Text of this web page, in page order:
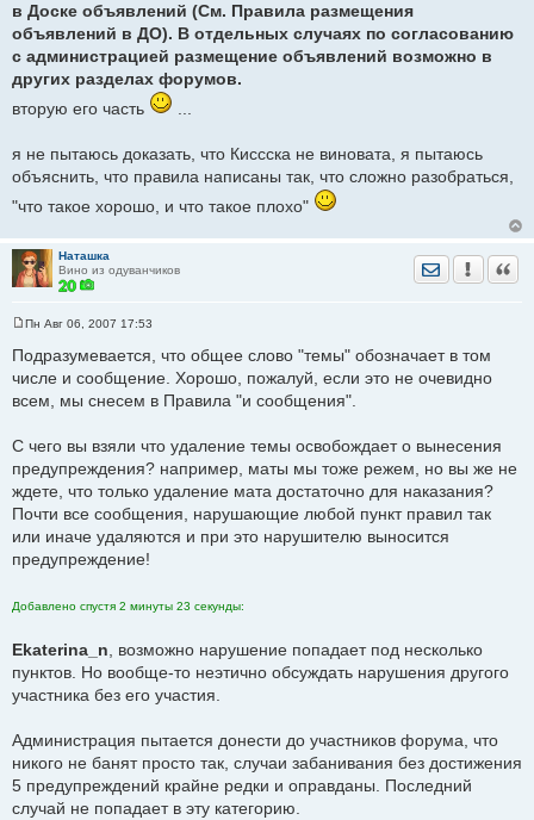
в Доске объявлений (См. Правила размещения
объявлений в ДО). В отдельных случаях по согласованию
с администрацией размещение объявлений возможно в
других разделах форумов.
вторую его часть
...
я не пытаюсь доказать, что Киссска не виновата, я пытаюсь
объяснить, что правила написаны так, что сложно разобраться,
"что такое хорошо, и что такое плохо"
Наташка
Вино из одуванчиков
Отправить
о
б
е
е
Пн Авг 06, 2007 17:53
Подразумевается, что общее слово "темы" обозначает в том
числе и сообщение. Хорошо, пожалуй, если это не очевидно
всем, мы снесем в Правила "и сообщения".
С чего вы взяли что удаление темы освобождает о вынесения
предупреждения? например, маты мы тоже режем, но вы же не
ждете, что только удаление мата достаточно для наказания?
Почти все сообщения, нарушающие любой пункт правил так
или иначе удаляются и при это нарушителю выносится
предупреждение!
Добавлено спустя 2 минуты 23 секунды:
Ekaterina_n , возможно нарушение попадает под несколько
пунктов. Но вообще-то неэтично обсуждать нарушения другого
участника без его участия.
Администрация пытается донести до участников форума, что
никого не банят просто так, случаи забанивания без достижения
5 предупреждений крайне редки и оправданы. Последний
случай не попадает в эту категорию.